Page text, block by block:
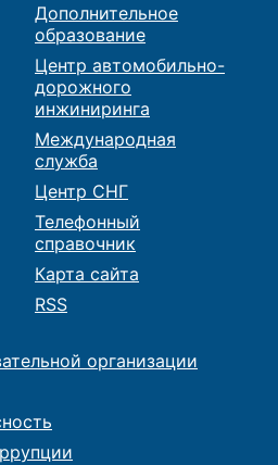
Дополнительное
образование
Центр автомобильно-
дорожного
инжиниринга
Международная
служба
Центр СНГ
Телефонный
справочник
Карта сайта
RSS
организации